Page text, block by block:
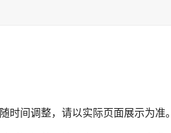
时间调整，请以实际页面展示为准。